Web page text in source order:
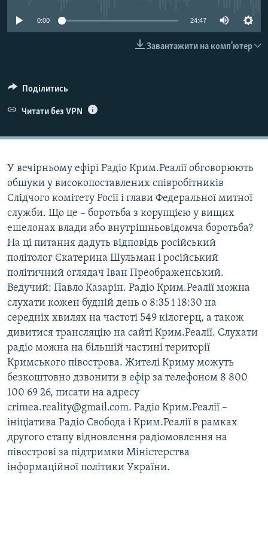
СВІДЧЕННЯ ОКУПАЦІЇ
Русский
0:00 24:47
Завантажити на комп'ютер
Поділитись
Читати без VPN
У вечірньому ефірі Радіо Крим.Реалії обговорюють
обшуки у високопоставлених співробітників
Слідчого комітету Росії і глави Федеральної митної
служби. Що це – боротьба з корупцією у вищих
ешелонах влади або внутрішньовідомча боротьба?
На ці питання дадуть відповідь російський
політолог Єкатерина Шульман і російський
політичний оглядач Іван Преображенський.
Ведучий: Павло Казарін. Радіо Крим.Реалії можна
слухати кожен будній день о 8:35 і 18:30 на
середніх хвилях на частоті 549 кілогерц, а також
дивитися трансляцію на сайті Крим.Реалії. Слухати
радіо можна на більшій частині території
Кримського півострова. Жителі Криму можуть
безкоштовно дзвонити в ефір за телефоном 8 800
100 69 26, писати на адресу
crimea.reality@gmail.com. Радіо Крим.Реалії –
ініціатива Радіо Свобода і Крим.Реалії в рамках
другого етапу відновлення радіомовлення на
півострові за підтримки Міністерства
інформаційної політики України.